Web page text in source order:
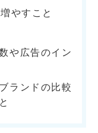
やすこと
や広告のイン
ランドの比較